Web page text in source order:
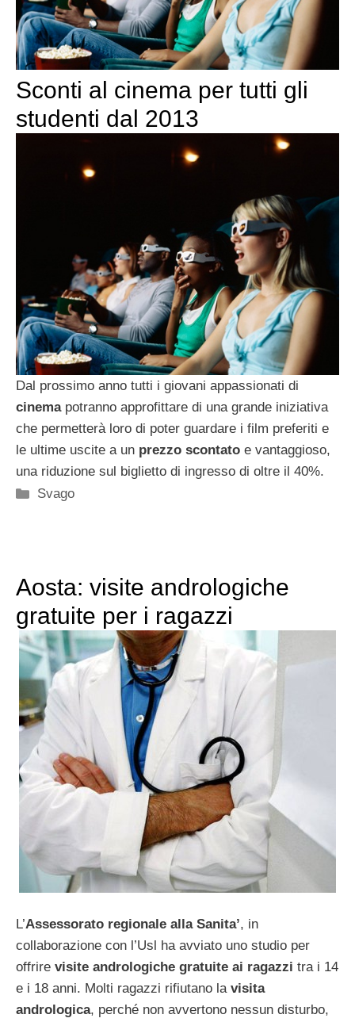
Sconti al cinema per tutti gli
studenti dal 2013
Dal prossimo anno tutti i giovani appassionati di
cinemapotranno approfittare di una grande iniziativa
che permetterà loro di poter guardare i film preferiti e
le ultime uscite a un prezzo scontato e vantaggioso,
una riduzione sul biglietto di ingresso di oltre il 40%.
Categorie
Svago
Aosta: visite andrologiche
gratuite per i ragazzi
L’Assessorato regionale alla Sanita’, in
collaborazione con l’Usl ha avviato uno studio per
offrire visite andrologiche gratuite ai ragazzi tra i 14
e i 18 anni. Molti ragazzi rifiutano la visita
andrologica, perché non avvertono nessun disturbo,